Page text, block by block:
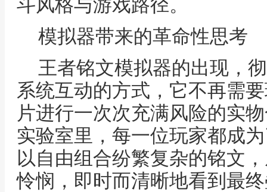
斗风格与游戏路径。
模拟器带来的革命性思考
王者铭文模拟器的出现，
系统互动的方式，它不再需
片进行一次次充满风险的实
实验室里，每一位玩家都成
以自由组合纷繁复杂的铭文
怜悯，即时而清晰地看到最